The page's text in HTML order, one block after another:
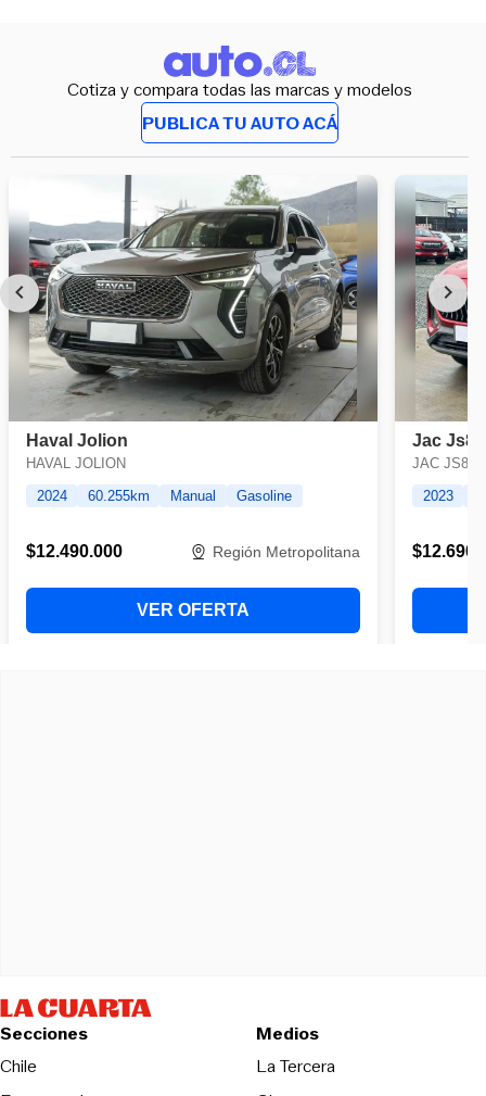
Cotiza y compara todas las marcas y modelos
PUBLICA TU AUTO ACÁ
Secciones
Chile
Medios
La TerceraOpens in new